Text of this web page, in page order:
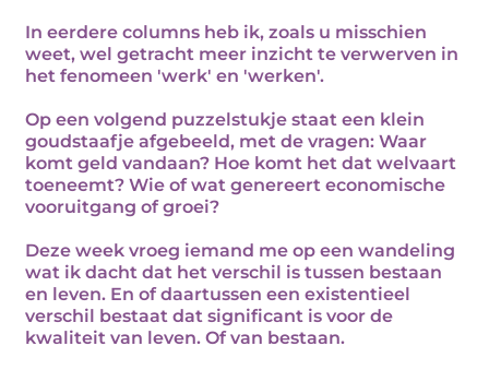
In eerdere columns heb ik, zoals u misschien
weet, wel getracht meer inzicht te verwerven in
het fenomeen 'werk' en 'werken'.
Op een volgend puzzelstukje staat een klein
goudstaafje afgebeeld, met de vragen: Waar
komt geld vandaan? Hoe komt het dat welvaart
toeneemt? Wie of wat genereert economische
vooruitgang of groei?
Deze week vroeg iemand me op een wandeling
wat ik dacht dat het verschil is tussen bestaan
en leven. En of daartussen een existentieel
verschil bestaat dat significant is voor de
kwaliteit van leven. Of van bestaan.